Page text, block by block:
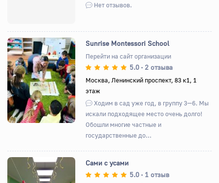
Нет отзывов.
Назад Вперед
Sunrise Montessori School
Перейти на сайт организации
5.0 • 2 отзыва
Москва, Ленинский проспект, 83 к1, 1
этаж
Ходим в сад уже год, в группу 3—6. Мы
искали подходящее место очень долго!
Обошли многие частные и
государственные до...
Сами с усами
5.0 • 1 отзыв